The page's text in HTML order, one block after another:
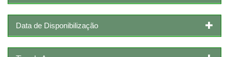
Data de Disponibilização